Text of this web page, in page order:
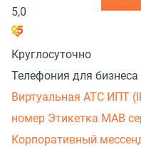
5,0
Круглосуточно
Телефония для бизнеса
Виртуальная АТС ИПТ
номер Этикетка МАВ
Корпоративный